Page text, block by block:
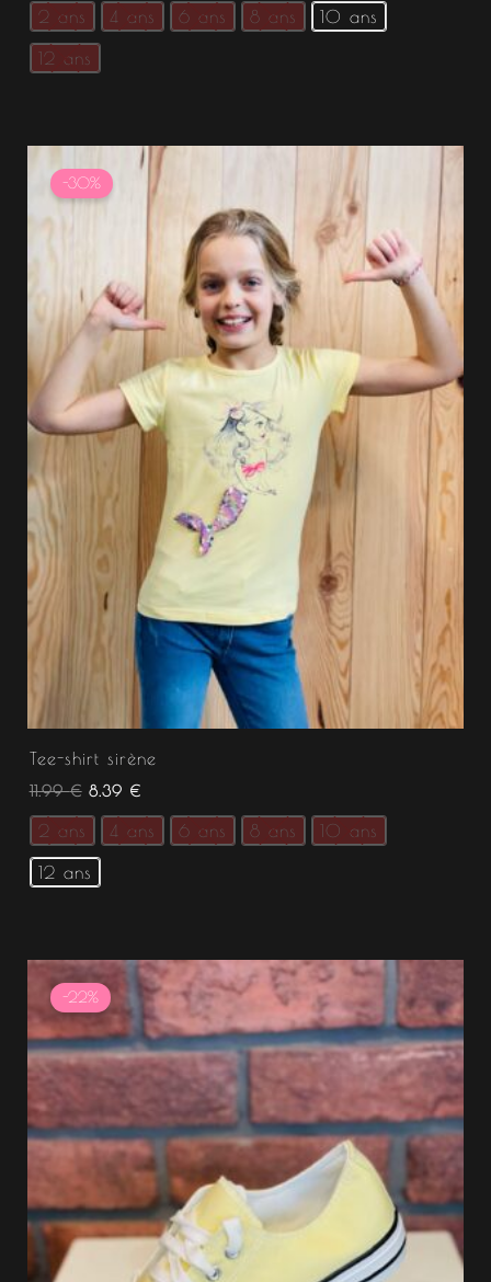
2 ans 4 ans 6 ans 8 ans 10 ans
12 ans
-30%
Tee-shirt sirène
11.99€
prix
initial
8.39 €
Le
prix
actuel
8.39 €.
2 ans 4 ans 6 ans 8 ans 10 ans
12 ans
-22%
Le
prix
initial
était :
17.99 €.
Le
prix
actuel
est :
14.00 €.